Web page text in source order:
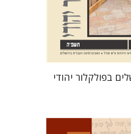
אתר ספר מודפס
$35
$32
בפולקלור יהודי